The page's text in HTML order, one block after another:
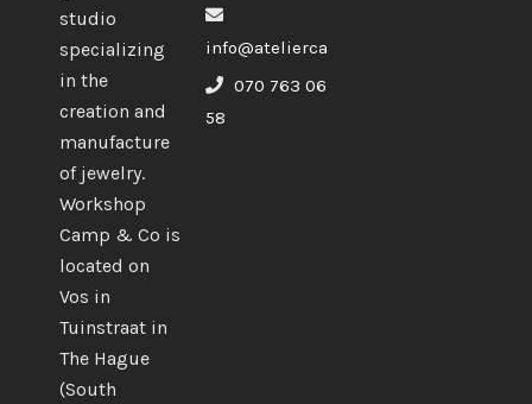
studio
specializing
in the
creation and
manufacture
of jewelry.
Workshop
Camp & Co is
located on
Vos in
Tuinstraat in
The Hague
(South
info@ateliercampco.com
070 763 06
58